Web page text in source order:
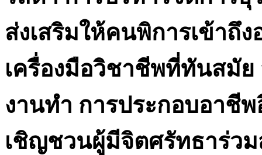
ส่งเสริมให้คนพิการเข้าถึ
เครื่องมือวิชาชีพที่ทันสมั
งานทำ การประกอบอาชี
เชิญชวนผู้มีจิตศรัทธาร่ว